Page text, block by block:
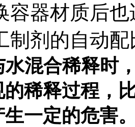
容器材质后
制剂的自动配
混合稀释时
稀释过程，
一定的危害